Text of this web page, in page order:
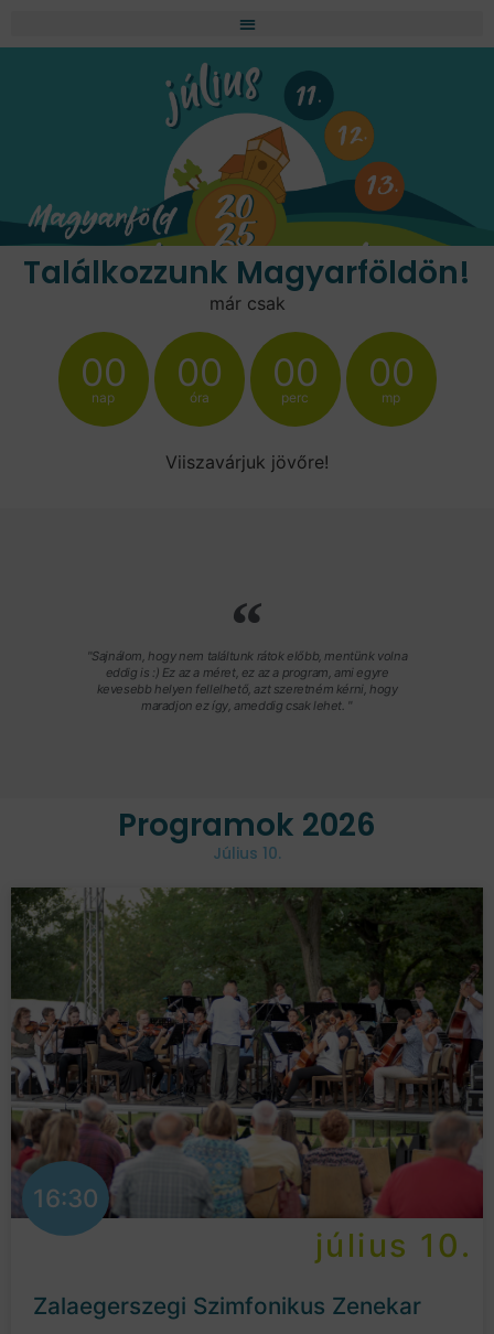
Találkozzunk Magyarföldön!
már csak
00
nap
00
óra
00
perc
00
mp
Viiszavárjuk jövőre!
"Sajnálom, hogy nem találtunk rátok előbb, mentünk volna
eddig is :) Ez az a méret, ez az a program, ami egyre
kevesebb helyen fellelhető, azt szeretném kérni, hogy
maradjon ez így, ameddig csak lehet. "
Programok 2026
Július 10.
16:30
július 10.
Zalaegerszegi Szimfonikus Zenekar